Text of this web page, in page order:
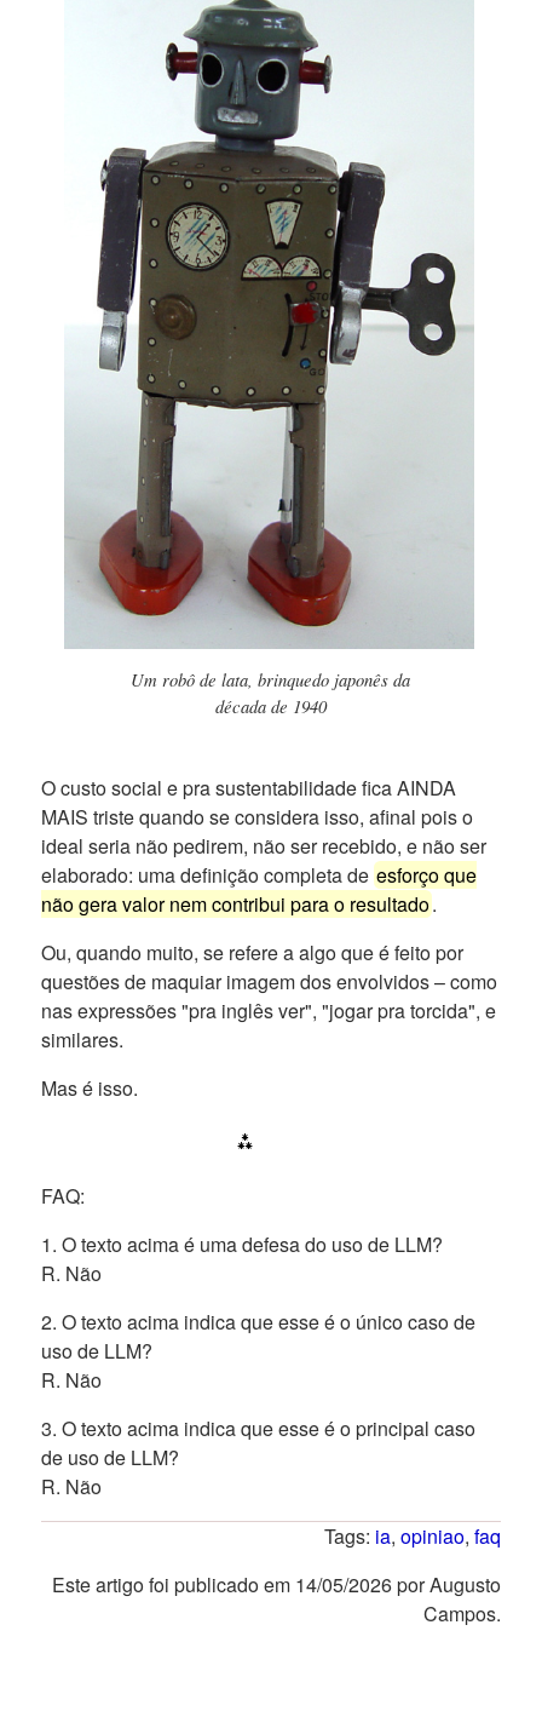
Um robô de lata, brinquedo japonês da
década de 1940
O custo social e pra sustentabilidade fica AINDA
MAIS triste quando se considera isso, afinal pois o
ideal seria não pedirem, não ser recebido, e não ser
elaborado: uma definição completa de esforço que
não gera valor nem contribui para o resultado.
Ou, quando muito, se refere a algo que é feito por
questões de maquiar imagem dos envolvidos – como
nas expressões "pra inglês ver", "jogar pra torcida", e
similares.
Mas é isso.
FAQ:
1. O texto acima é uma defesa do uso de LLM?
R. Não
2. O texto acima indica que esse é o único caso de
uso de LLM?
R. Não
3. O texto acima indica que esse é o principal caso
de uso de LLM?
R. Não
Tags: ia,opiniao,faq
Este artigo foi publicado em 14/05/2026 por Augusto
Campos.